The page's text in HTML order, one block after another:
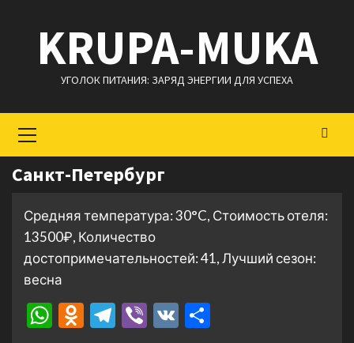
содержимому
KRUPA-MUKA
УГОЛОК ПИТАНИЯ: ЗАРЯД ЭНЕРГИИ ДЛЯ УСПЕХА
меню
Санкт-Петербург
Средняя температура: 30°C, Стоимость отеля:
13500₽, Количество
достопримечательностей: 41, Лучший сезон:
весна
WhatsApp
Odnoklassniki
Telegram
Viber
VK